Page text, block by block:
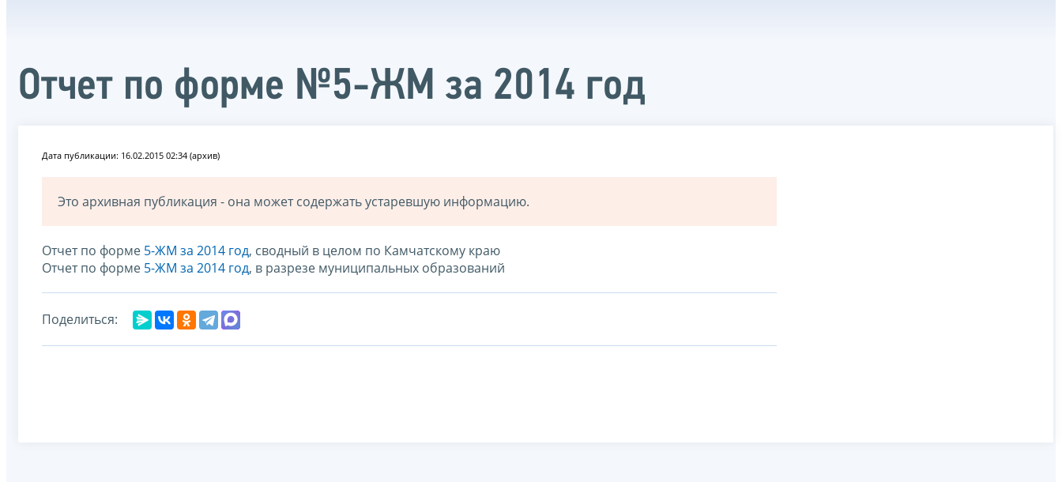
Отчет по форме №5-ЖМ за 2014 год
Дата публикации: 16.02.2015 02:34 (архив)
Это архивная публикация - она может содержать устаревшую информацию.
Отчет по форме 5-ЖМ за 2014 год, сводный в целом по Камчатскому краю
Отчет по форме 5-ЖМ за 2014 год, в разрезе муниципальных образований
Поделиться: